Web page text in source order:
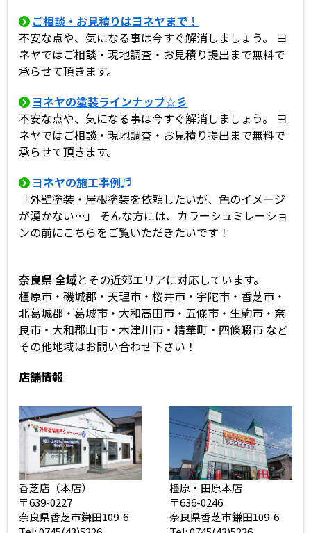
ご相談・お見積りはヨネヤまで！
不安な点や、気になる事は今すぐ解消しましょう。 ヨ
ネヤではご相談・現地調査・お見積り提出まで無料で
承らせて頂きます。
ヨネヤの塗装ラインナップ☆彡
不安な点や、気になる事は今すぐ解消しましょう。 ヨ
ネヤではご相談・現地調査・お見積り提出まで無料で
承らせて頂きます。
ヨネヤの施工事例♬
「外壁塗装・屋根塗装を依頼したいが、色のイメージ
が湧かない…」 そんな方には、カラーシュミレーショ
ンの前にこちらをご覧いただきたいです！
奈良県 全域とその近郊エリアに対応しています。
橿原市・磯城郡・天理市・桜井市・宇陀市・香芝市・
北葛城郡・葛城市・大和高田市・五條市・生駒市・奈
良市・大和郡山市・木津川市・精華町・四條畷市 など
その他地域はお問い合わせ下さい！
店舗情報
香芝店（本店）
〒639-0227
奈良県香芝市鎌田109-6
橿原・田原本店
〒636-0246
奈良県香芝市鎌田109-6